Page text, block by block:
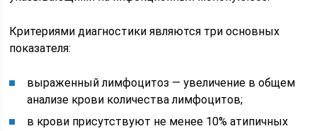
Критериями диагностики являются три основных
показателя:
выраженный лимфоцитоз — увеличение в общем
анализе крови количества лимфоцитов;
в крови присутствуют не менее 10% атипичных